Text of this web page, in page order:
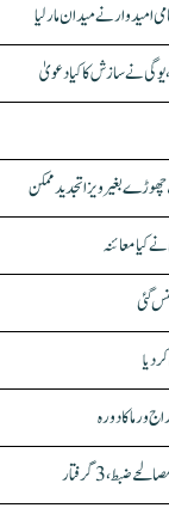
امیدوار نے میدان مار لیا
یوگی نے سازش کا کیا دعویٰ
کیا معائنہ
گئی
ورما کا دورہ